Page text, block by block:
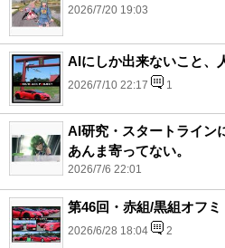
2026/7/20 19:03
AIにしか出来ないこと、
2026/7/10 22:17 1
AI研究・スタートライン
あんま寄ってない。
2026/7/6 22:01
第46回・赤組/黒組オフミ
2026/6/28 18:04 2